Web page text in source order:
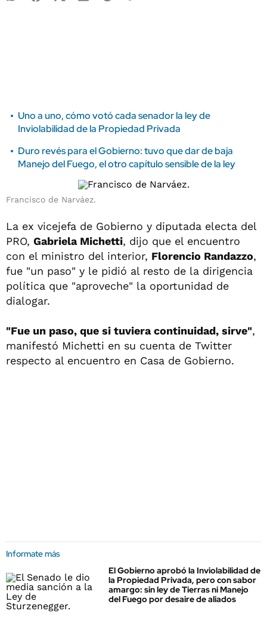
Uno a uno, cómo votó cada senador la ley de
Inviolabilidad de la Propiedad Privada
Duro revés para el Gobierno: tuvo que dar de baja
Manejo del Fuego, el otro capítulo sensible de la ley
Francisco de Narváez.
La ex vicejefa de Gobierno y diputada electa del
PRO, Gabriela Michetti, dijo que el encuentro
con el ministro del interior, Florencio Randazzo,
fue "un paso" y le pidió al resto de la dirigencia
política que "aproveche" la oportunidad de
dialogar.
"Fue un paso, que si tuviera continuidad, sirve",
manifestó Michetti en su cuenta de Twitter
respecto al encuentro en Casa de Gobierno.
Informate más
El Gobierno aprobó la Inviolabilidad de
la Propiedad Privada, pero con sabor
amargo: sin ley de Tierras ni Manejo
del Fuego por desaire de aliados